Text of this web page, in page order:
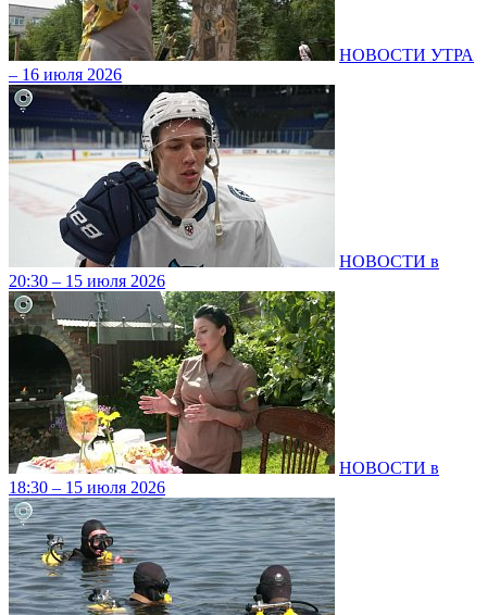
НОВОСТИ УТРА
– 16 июля 2026
НОВОСТИ в
20:30 – 15 июля 2026
НОВОСТИ в
18:30 – 15 июля 2026